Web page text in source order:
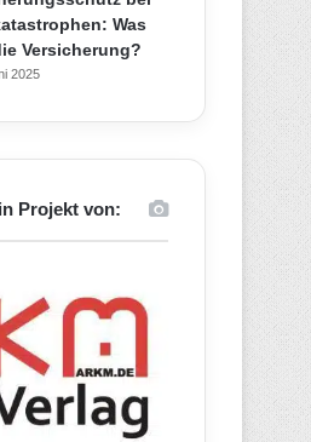
Was
Versicherung?
2025
Projekt von: